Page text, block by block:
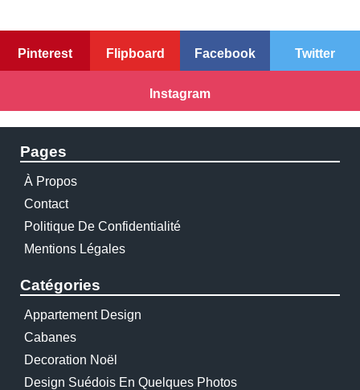
Pinterest Flipboard Facebook Twitter
Instagram
Pages
À Propos
Contact
Politique De Confidentialité
Mentions Légales
Catégories
Appartement Design
Cabanes
Decoration Noël
Design Suédois En Quelques Photos